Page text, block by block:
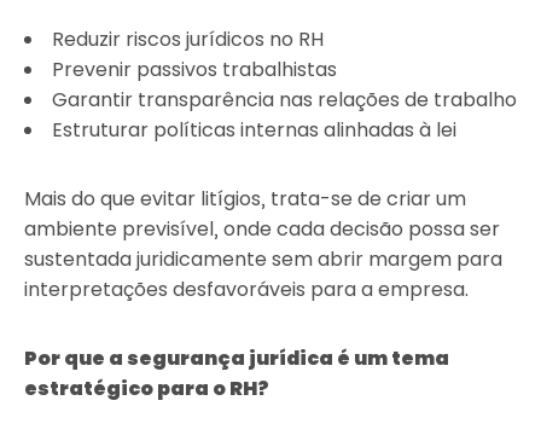
Reduzir riscos jurídicos no RH
Prevenir passivos trabalhistas
Garantir transparência nas relações de trabalho
Estruturar políticas internas alinhadas à lei
Mais do que evitar litígios, trata-se de criar um
ambiente previsível, onde cada decisão possa ser
sustentada juridicamente sem abrir margem para
interpretações desfavoráveis para a empresa.
Por que a segurança jurídica é um tema
estratégico para o RH?